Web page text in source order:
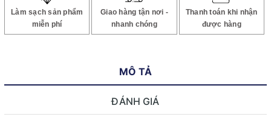
Làm sạch sản phẩm
miễn phí
Giao hàng tận nơi -
nhanh chóng
Thanh toán khi nhận
được hàng
MÔ TẢ
ĐÁNH GIÁ